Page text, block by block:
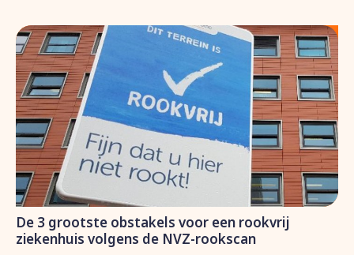
De 3 grootste obstakels voor een rookvrij
ziekenhuis volgens de NVZ-rookscan